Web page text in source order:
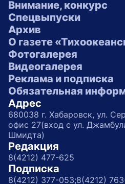
Внимание, конкурс
Спецвыпуски
Архив
О газете
Фотогалерея
Видеогалерея
Реклама и подписка
Обязательная
Адрес
680038 г. Хабаровск, ул.
офис 27(вход с ул.
Шмидта)
Редакция
8(4212) 477-625
Подписка
8(4212) 377-053;8(4212)